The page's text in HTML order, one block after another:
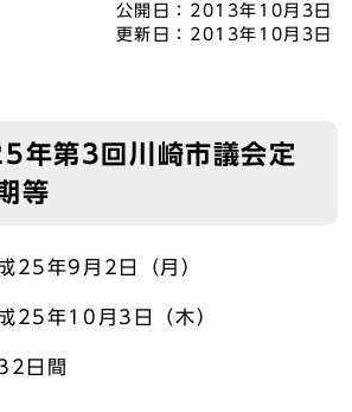
公開日： 2013年10月3日
更新日： 2013年10月3日
第3回川崎市議会定
等
年9月2日（月）
年10月3日（木）
日間